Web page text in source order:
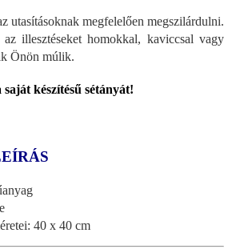
utasításoknak megfelelően megszilárdulni.
illesztéseket homokkal, kaviccsal vagy
Önön múlik.
saját készítésű sétányát!
40 x 40 cm